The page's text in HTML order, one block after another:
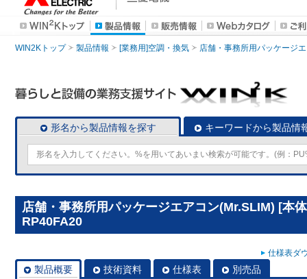
WIN2Kトップ 製品情報 [業務用]空調・換気 店舗・事務所用パッケージ
形名から製品情報を探す キーワードから製品情
店舗・事務所用パッケージエアコン(Mr.SLIM) [本
RP40FA20
仕様表ダ
製品概要 技術資料 仕様表 別売品